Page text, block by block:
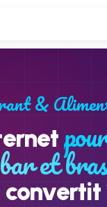
&
et
convertit